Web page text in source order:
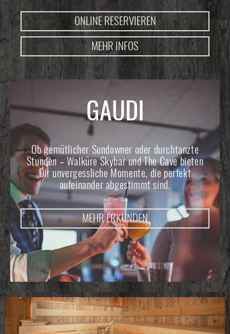
ONLINE RESERVIEREN
MEHR INFOS
GAUDI
Ob gemütlicher Sundowner oder durchtanzte
Stunden – Walküre Skybar und The Cave bieten
Dir unvergessliche Momente, die perfekt
aufeinander abgestimmt sind.
MEHR ERKUNDEN